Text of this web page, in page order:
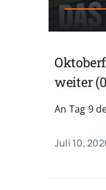
weiter
An Tag 9
Juli 10,